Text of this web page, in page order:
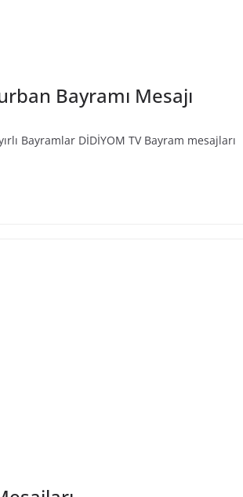
Bayramı Mesajı
Bayramlar DİDİYOM TV Bayram mesajları